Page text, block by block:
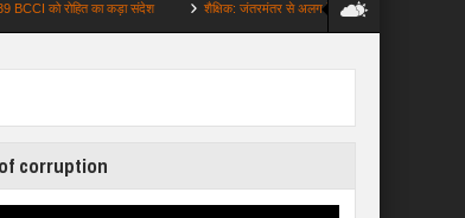
रोहित का कड़ा संदेश शैक्षिक: जंतरमंतर से अलग कैसे झारखंड का छात्र आंदोलन 8 प्…
corruption